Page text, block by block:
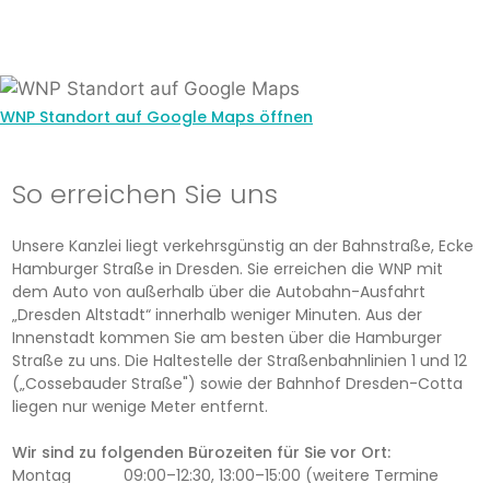
WNP Standort auf Google Maps öffnen
So erreichen Sie uns
Unsere Kanzlei liegt verkehrsgünstig an der Bahnstraße, Ecke
Hamburger Straße in Dresden. Sie erreichen die WNP mit
dem Auto von außerhalb über die Autobahn-Ausfahrt
„Dresden Altstadt“ innerhalb weniger Minuten. Aus der
Innenstadt kommen Sie am besten über die Hamburger
Straße zu uns. Die Haltestelle der Straßenbahnlinien 1 und 12
(„Cossebauder Straße") sowie der Bahnhof Dresden-Cotta
liegen nur wenige Meter entfernt.
Wir sind zu folgenden Bürozeiten für Sie vor Ort:
Montag
09:00–12:30, 13:00–15:00 (weitere Termine